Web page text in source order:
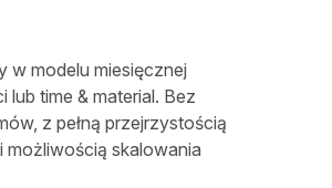
w modelu miesięcznej
lub time & material. Bez
z pełną przejrzystością
możliwością skalowania